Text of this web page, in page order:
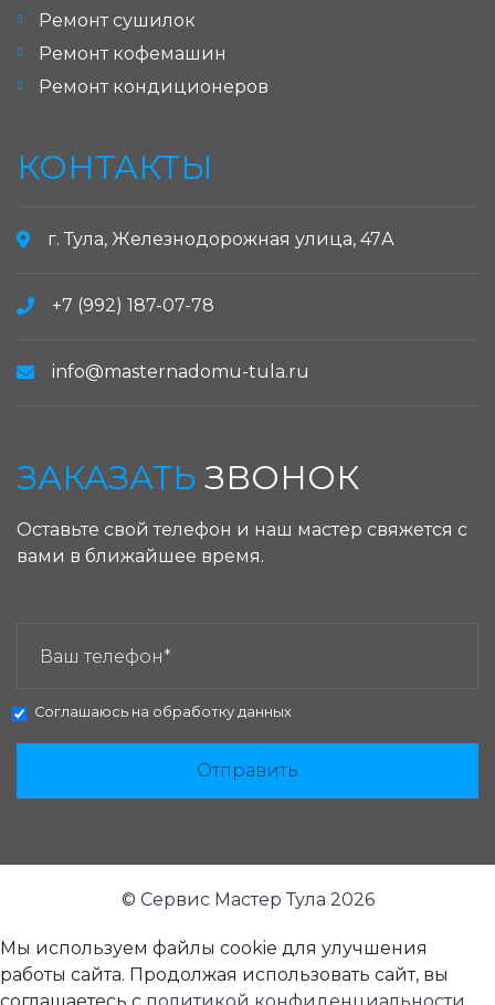
Ремонт сушилок
Ремонт кофемашин
Ремонт кондиционеров
КОНТАКТЫ
г. Тула, Железнодорожная улица, 47А
+7 (992) 187-07-78
info@masternadomu-tula.ru
ЗАКАЗАТЬ ЗВОНОК
Оставьте свой телефон и наш мастер свяжется с
вами в ближайшее время.
Соглашаюсь на обработку данных
Отправить
© Сервис Мастер Тула 2026
Мы используем файлы cookie для улучшения
работы сайта. Продолжая использовать сайт, вы